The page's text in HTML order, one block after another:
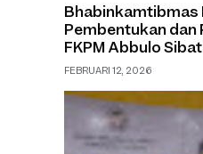
Bhabinkamtibmas
Pembentukan dan
FKPM Abbulo
Salokaraja
FEBRUARI 12, 2026